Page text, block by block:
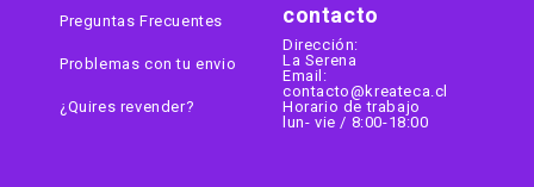
contacto
Dirección:
La Serena
Email:
contacto@kreateca.cl
Horario de trabajo
lun- vie / 8:00-18:00
Preguntas Frecuentes
Problemas con tu envio
¿Quires revender?